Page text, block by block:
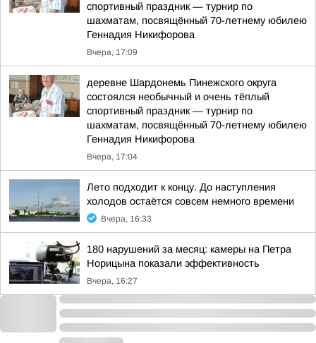
спортивный праздник — турнир по
шахматам, посвящённый 70-летнему юбилею
Геннадия Никифорова
Вчера, 17:09
деревне Шардонемь Пинежского округа
состоялся необычный и очень тёплый
спортивный праздник — турнир по
шахматам, посвящённый 70-летнему юбилею
Геннадия Никифорова
Вчера, 17:04
Лето подходит к концу. До наступления
холодов остаётся совсем немного времени
Вчера, 16:33
180 нарушений за месяц: камеры на Петра
Норицына показали эффективность
Вчера, 16:27